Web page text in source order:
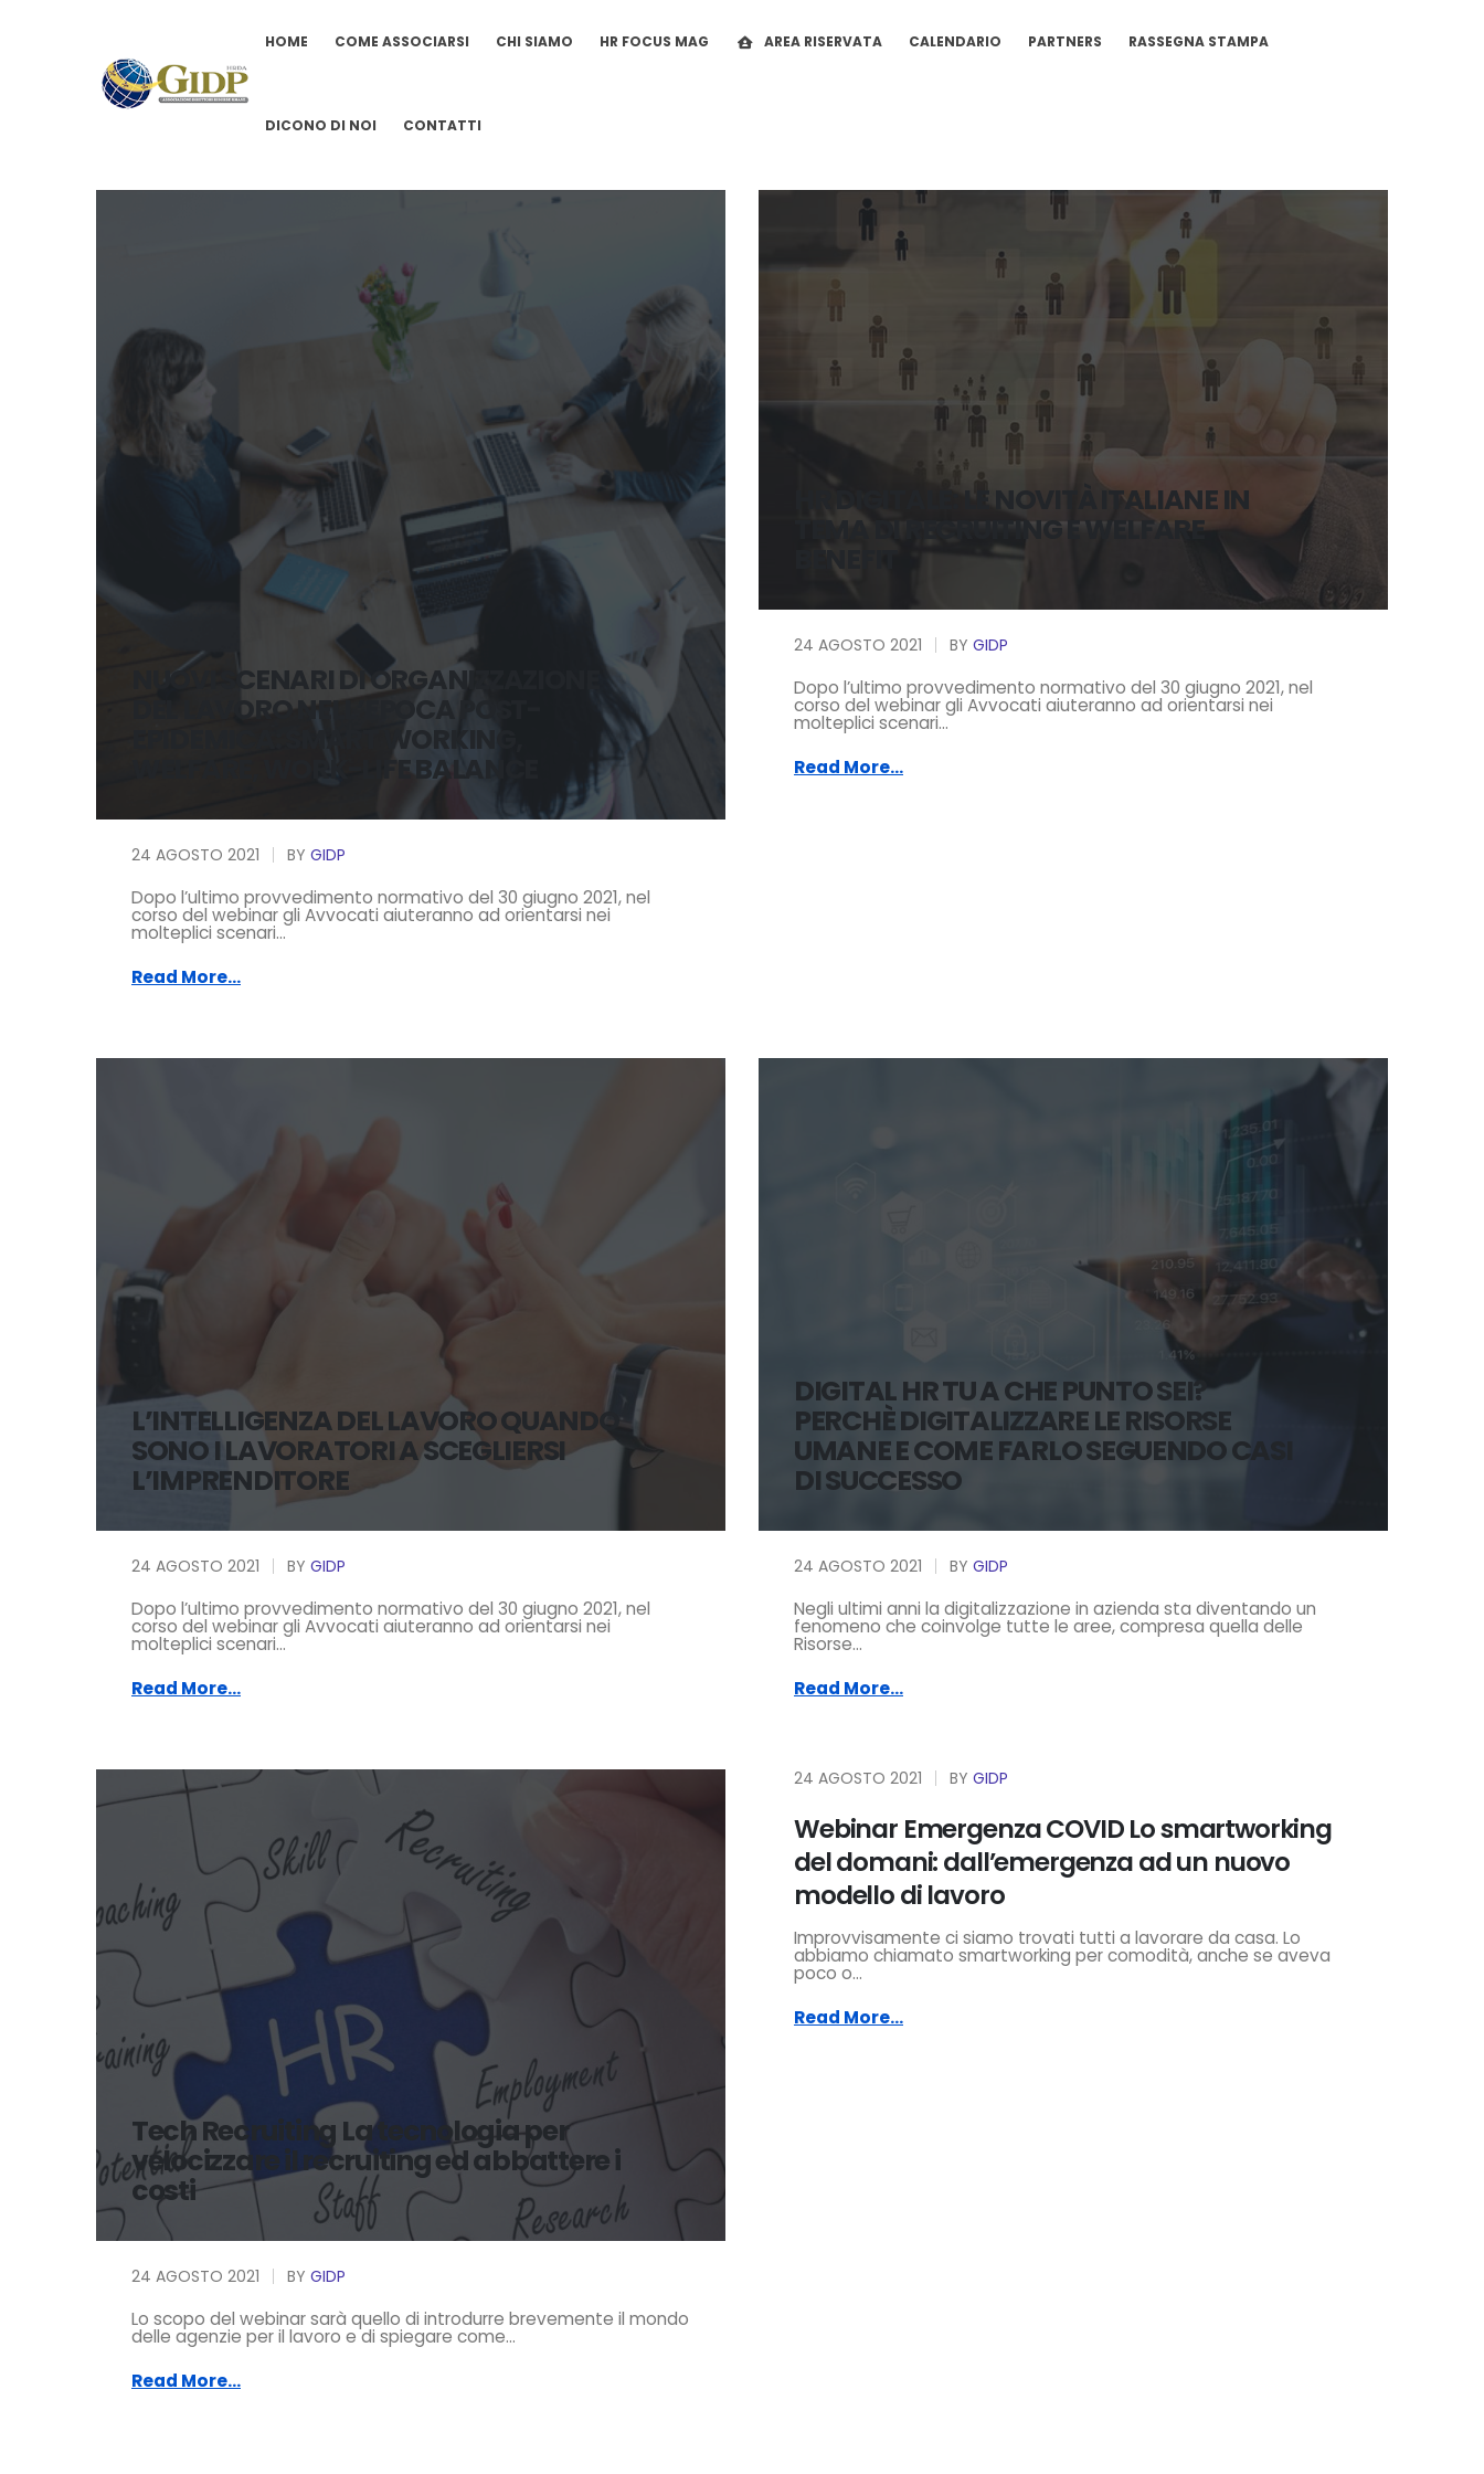
HOME COME ASSOCIARSI CHI SIAMO HR FOCUS MAG AREA RISERVATA CALENDARIO PARTNERS RASSEGNA STAMPA
DICONO DI NOI CONTATTI
NUOVI SCENARI DI ORGANIZZAZIONE
DEL LAVORO NELL’EPOCA POST-
EPIDEMICA: SMART WORKING,
WELFARE, WORK-LIFE BALANCE
24 AGOSTO 2021 BY GIDP
Dopo l’ultimo provvedimento normativo del 30 giugno 2021, nel
corso del webinar gli Avvocati aiuteranno ad orientarsi nei
molteplici scenari...
Read More...
HR DIGITALE: LE NOVITÀ ITALIANE IN
TEMA DI RECRUITING E WELFARE
BENEFIT
24 AGOSTO 2021 BY GIDP
Dopo l’ultimo provvedimento normativo del 30 giugno 2021, nel
corso del webinar gli Avvocati aiuteranno ad orientarsi nei
molteplici scenari...
Read More...
L’INTELLIGENZA DEL LAVORO QUANDO
SONO I LAVORATORI A SCEGLIERSI
L’IMPRENDITORE
24 AGOSTO 2021 BY GIDP
Dopo l’ultimo provvedimento normativo del 30 giugno 2021, nel
corso del webinar gli Avvocati aiuteranno ad orientarsi nei
molteplici scenari...
Read More...
DIGITAL HR TU A CHE PUNTO SEI?
PERCHÈ DIGITALIZZARE LE RISORSE
UMANE E COME FARLO SEGUENDO CASI
DI SUCCESSO
24 AGOSTO 2021 BY GIDP
Negli ultimi anni la digitalizzazione in azienda sta diventando un
fenomeno che coinvolge tutte le aree, compresa quella delle
Risorse...
Read More...
Tech Recruiting La tecnologia per
velocizzare il recruiting ed abbattere i
costi
24 AGOSTO 2021 BY GIDP
Lo scopo del webinar sarà quello di introdurre brevemente il mondo
delle agenzie per il lavoro e di spiegare come...
Read More...
24 AGOSTO 2021 BY GIDP
Webinar Emergenza COVID Lo smartworking
del domani: dall’emergenza ad un nuovo
modello di lavoro
Improvvisamente ci siamo trovati tutti a lavorare da casa. Lo
abbiamo chiamato smartworking per comodità, anche se aveva
poco o...
Read More...